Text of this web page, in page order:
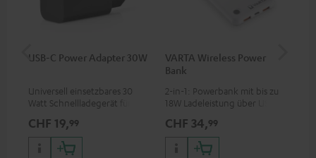
USB-C Power Adapter 30W
Universell einsetzbares 30
Watt Schnellladegerät für
Apple iPhones, Android
Smartphones, Tablets und
Geräte mit USB-C-Anschluss
CHF 19,99
VARTA Wireless Power
Bank
2-in-1: Powerbank mit bis zu
18W Ladeleistung über USB
bis zu 10W Ladestrom
CHF 34,99